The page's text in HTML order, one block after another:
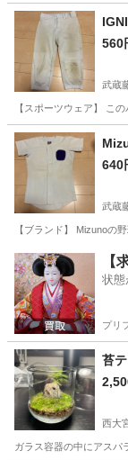
茨城 常陸大宮市
560
武蔵
【スポーツウェア】 こ
埼玉 入間市
640
武蔵
【ブランド】 Mizunoの
埼玉 入間市 武
【
状態
プリ
苔
西大
ガラス容器の中にアスパ